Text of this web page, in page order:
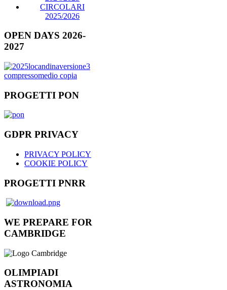
CIRCOLARI
2025/2026
OPEN DAYS 2026-
2027
PROGETTI PON
GDPR PRIVACY
PRIVACY POLICY
COOKIE POLICY
PROGETTI PNRR
WE PREPARE FOR
CAMBRIDGE
OLIMPIADI
ASTRONOMIA